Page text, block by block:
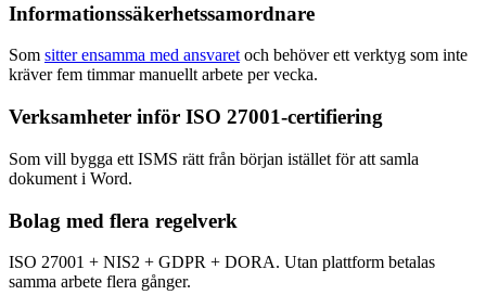
Informationssäkerhetssamordnare
Som sitter ensamma med ansvaretoch behöver ett verktyg som inte
kräver fem timmar manuellt arbete per vecka.
Verksamheter inför ISO 27001-certifiering
Som vill bygga ett ISMS rätt från början istället för att samla
dokument i Word.
Bolag med flera regelverk
ISO 27001 + NIS2 + GDPR + DORA. Utan plattform betalas
samma arbete flera gånger.